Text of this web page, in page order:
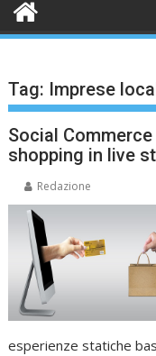
Tag: Imprese
Social
shopping in live
Redazione
esperienze statiche